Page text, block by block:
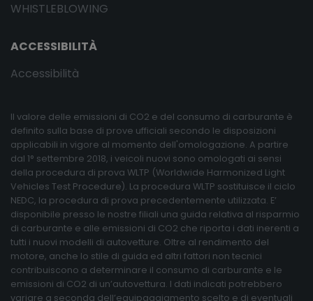
WHISTLEBLOWING
ACCESSIBILITÀ
Accessibilità
Il valore delle emissioni di CO2 e del consumo di carburante è
definito sulla base di prove ufficiali secondo le disposizioni
applicabili in vigore al momento dell'omologazione. A partire
dal 1° settembre 2018, i veicoli nuovi sono omologati ai sensi
della procedura di prova WLTP (Worldwide Harmonized Light
Vehicles Test Procedure). La procedura WLTP sostituisce il ciclo
NEDC, la procedura di prova precedentemente utilizzata. E’
disponibile presso le nostre filiali una guida relativa al risparmio
di carburante e alle emissioni di CO2 che riporta i dati inerenti a
tutti i nuovi modelli di autovetture. Oltre al rendimento del
motore, anche lo stile di guida ed altri fattori non tecnici
contribuiscono a determinare il consumo di carburante e le
emissioni di CO2 di un’autovettura. I dati indicati potrebbero
variare a seconda dell’equipaggiamento scelto e di eventuali